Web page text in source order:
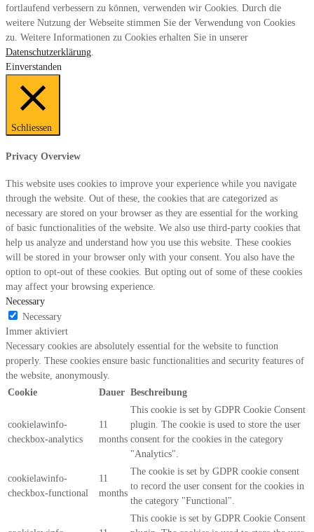
fortlaufend verbessern zu können, verwenden wir Cookies. Durch die
weitere Nutzung der Webseite stimmen Sie der Verwendung von Cookies
zu. Weitere Informationen zu Cookies erhalten Sie in unserer
Datenschutzerklärung.
Einverstanden
Schliessen
Privacy Overview
This website uses cookies to improve your experience while you navigate
through the website. Out of these, the cookies that are categorized as
necessary are stored on your browser as they are essential for the working
of basic functionalities of the website. We also use third-party cookies that
help us analyze and understand how you use this website. These cookies
will be stored in your browser only with your consent. You also have the
option to opt-out of these cookies. But opting out of some of these cookies
may affect your browsing experience.
Necessary
Necessary
Immer aktiviert
Necessary cookies are absolutely essential for the website to function
properly. These cookies ensure basic functionalities and security features of
the website, anonymously.
Cookie
Dauer Beschreibung
cookielawinfo-
checkbox-analytics
11
months
This cookie is set by GDPR Cookie Consent
plugin. The cookie is used to store the user
consent for the cookies in the category
"Analytics".
cookielawinfo-
checkbox-functional
11
months
The cookie is set by GDPR cookie consent
to record the user consent for the cookies in
the category "Functional".
This cookie is set by GDPR Cookie Consent